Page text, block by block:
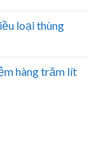
loại thùng
hàng trăm lít